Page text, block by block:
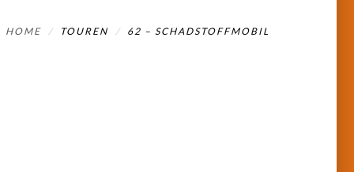
HOME TOUREN 62 – SCHADSTOFFMOBIL